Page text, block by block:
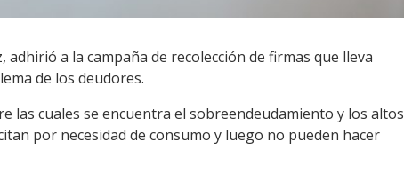
a la campaña de recolección de firmas que lleva
de los deudores.
las cuales se encuentra el sobreendeudamiento y los altos
por necesidad de consumo y luego no pueden hacer